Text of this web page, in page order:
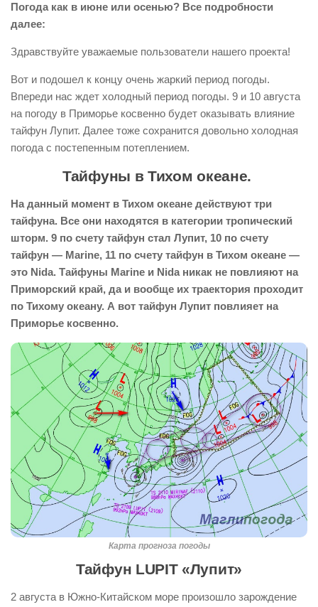
Погода как в июне или осенью? Все подробности
далее:
Здравствуйте уважаемые пользователи нашего проекта!
Вот и подошел к концу очень жаркий период погоды.
Впереди нас ждет холодный период погоды. 9 и 10 августа
на погоду в Приморье косвенно будет оказывать влияние
тайфун Лупит. Далее тоже сохранится довольно холодная
погода с постепенным потеплением.
Тайфуны в Тихом океане.
На данный момент в Тихом океане действуют три
тайфуна. Все они находятся в категории тропический
шторм. 9 по счету тайфун стал Лупит, 10 по счету
тайфун — Marine, 11 по счету тайфун в Тихом океане —
это Nida. Тайфуны Marine и Nida никак не повлияют на
Приморский край, да и вообще их траектория проходит
по Тихому океану. А вот тайфун Лупит повлияет на
Приморье косвенно.
Карта прогноза погоды
Тайфун LUPIT «Лупит»
2 августа в Южно-Китайском море произошло зарождение